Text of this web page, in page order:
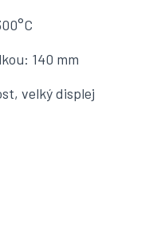
140 mm
velký displej